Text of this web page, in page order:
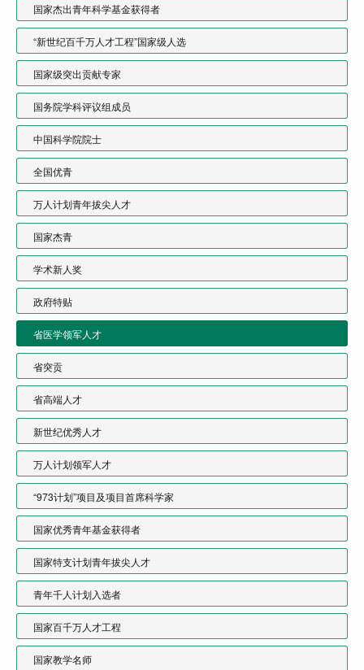
国家杰出青年科学基金获得者
“新世纪百千万人才工程”国家级人选
国家级突出贡献专家
国务院学科评议组成员
中国科学院院士
全国优青
万人计划青年拔尖人才
国家杰青
学术新人奖
政府特贴
省医学领军人才
省突贡
省高端人才
新世纪优秀人才
万人计划领军人才
“973计划”项目及项目首席科学家
国家优秀青年基金获得者
国家特支计划青年拔尖人才
青年千人计划入选者
国家百千万人才工程
国家教学名师